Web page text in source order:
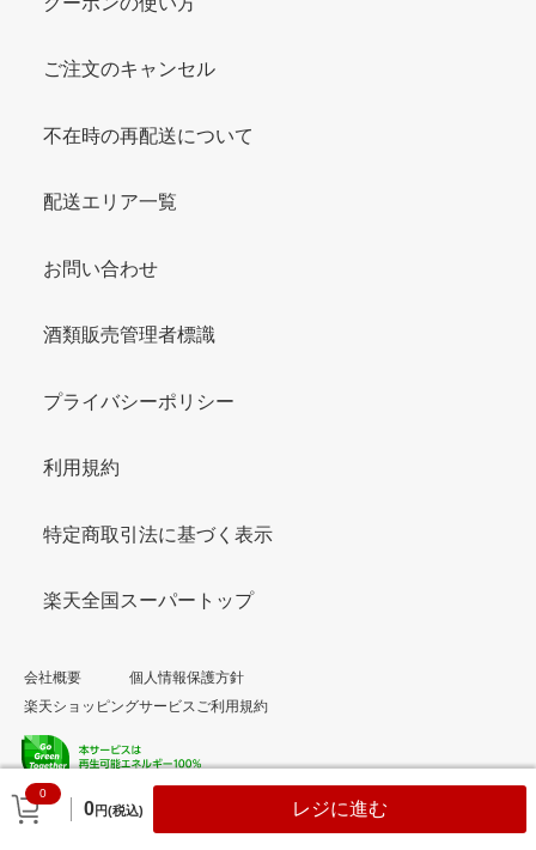
0
0円(税込) レジに進む
ご注文のキャンセル
不在時の再配送について
配送エリア一覧
お問い合わせ
酒類販売管理者標識
プライバシーポリシー
利用規約
特定商取引法に基づく表示
楽天全国スーパートップ
会社概要
個人情報保護方針
楽天ショッピングサービスご利用規約
© Rakuten Group, Inc.